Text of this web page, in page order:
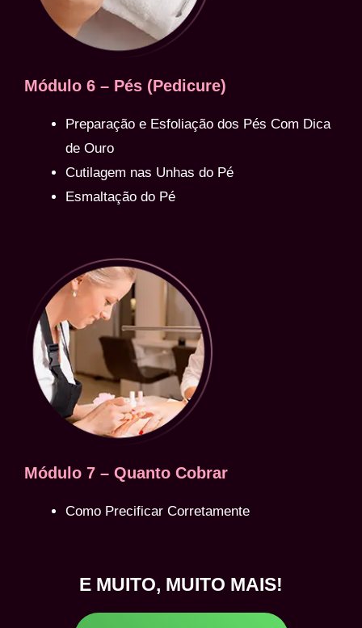
Módulo 6 – Pés (Pedicure)
Preparação e Esfoliação dos Pés Com Dica
de Ouro
Cutilagem nas Unhas do Pé
Esmaltação do Pé
Módulo 7 – Quanto Cobrar
Como Precificar Corretamente
E MUITO, MUITO MAIS!